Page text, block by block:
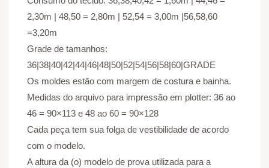
2,30m | 48,50 = 2,80m | 52,54 = 3,00m |56,58,60
=3,20m
Grade de tamanhos:
36|38|40|42|44|46|48|50|52|54|56|58|60|GRADE
Os moldes estão com margem de costura e bainha.
Medidas do arquivo para impressão em plotter: 36 ao
46 = 90×113 e 48 ao 60 = 90×128
Cada peça tem sua folga de vestibilidade de acordo
com o modelo.
A altura da (o) modelo de prova utilizada para a